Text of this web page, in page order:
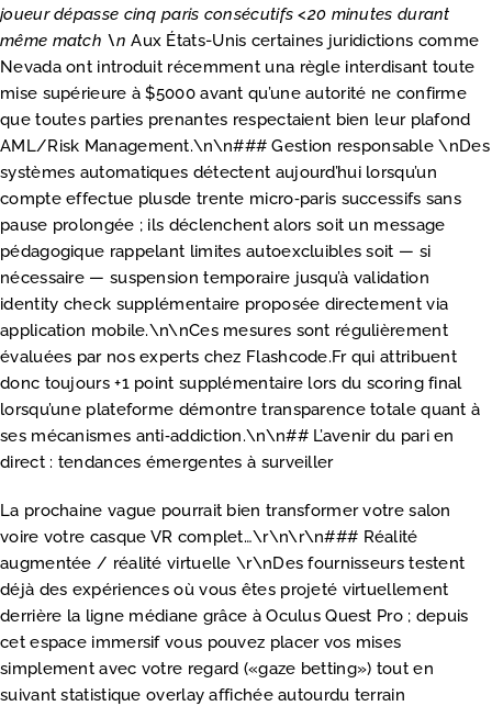
joueur dépasse cinq paris consécutifs <20 minutes durant
même match \n Aux États-Unis certaines juridictions comme
Nevada ont introduit récemment una règle interdisant toute
mise supérieure à $5000 avant qu’une autorité ne confirme
que toutes parties prenantes respectaient bien leur plafond
AML/Risk Management.\n\n### Gestion responsable \nDes
systèmes automatiques détectent aujourd’hui lorsqu’un
compte effectue plusde trente micro‑paris successifs sans
pause prolongée ; ils déclenchent alors soit un message
pédagogique rappelant limites autoexcluibles soit — si
nécessaire — suspension temporaire jusqu’à validation
identity check supplémentaire proposée directement via
application mobile.\n\nCes mesures sont régulièrement
évaluées par nos experts chez Flashcode.Fr qui attribuent
donc toujours +1 point supplémentaire lors du scoring final
lorsqu’une plateforme démontre transparence totale quant à
ses mécanismes anti‐addiction.\n\n## L’avenir du pari en
direct : tendances émergentes à surveiller
La prochaine vague pourrait bien transformer votre salon
voire votre casque VR complet…\r\n\r\n### Réalité
augmentée / réalité virtuelle \r\nDes fournisseurs testent
déjà des expériences où vous êtes projeté virtuellement
derrière la ligne médiane grâce à Oculus Quest Pro ; depuis
cet espace immersif vous pouvez placer vos mises
simplement avec votre regard («gaze betting») tout en
suivant statistique overlay affichée autourdu terrain